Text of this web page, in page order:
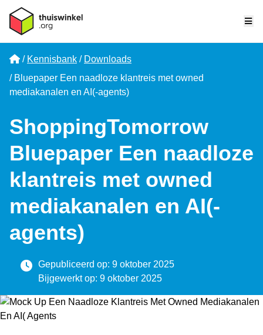
Home
Kennisbank
Downloads
Bluepaper Een naadloze klantreis met owned
mediakanalen en AI(-agents)
ShoppingTomorrow
Bluepaper Een naadloze
klantreis met owned
mediakanalen en AI(-
agents)
Gepubliceerd op: 9 oktober 2025
Bijgewerkt op: 9 oktober 2025